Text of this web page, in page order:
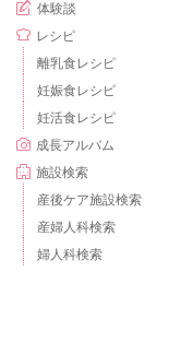
体験談
レシピ
離乳食レシピ
妊娠食レシピ
妊活食レシピ
成長アルバム
施設検索
産後ケア施設検索
産婦人科検索
婦人科検索